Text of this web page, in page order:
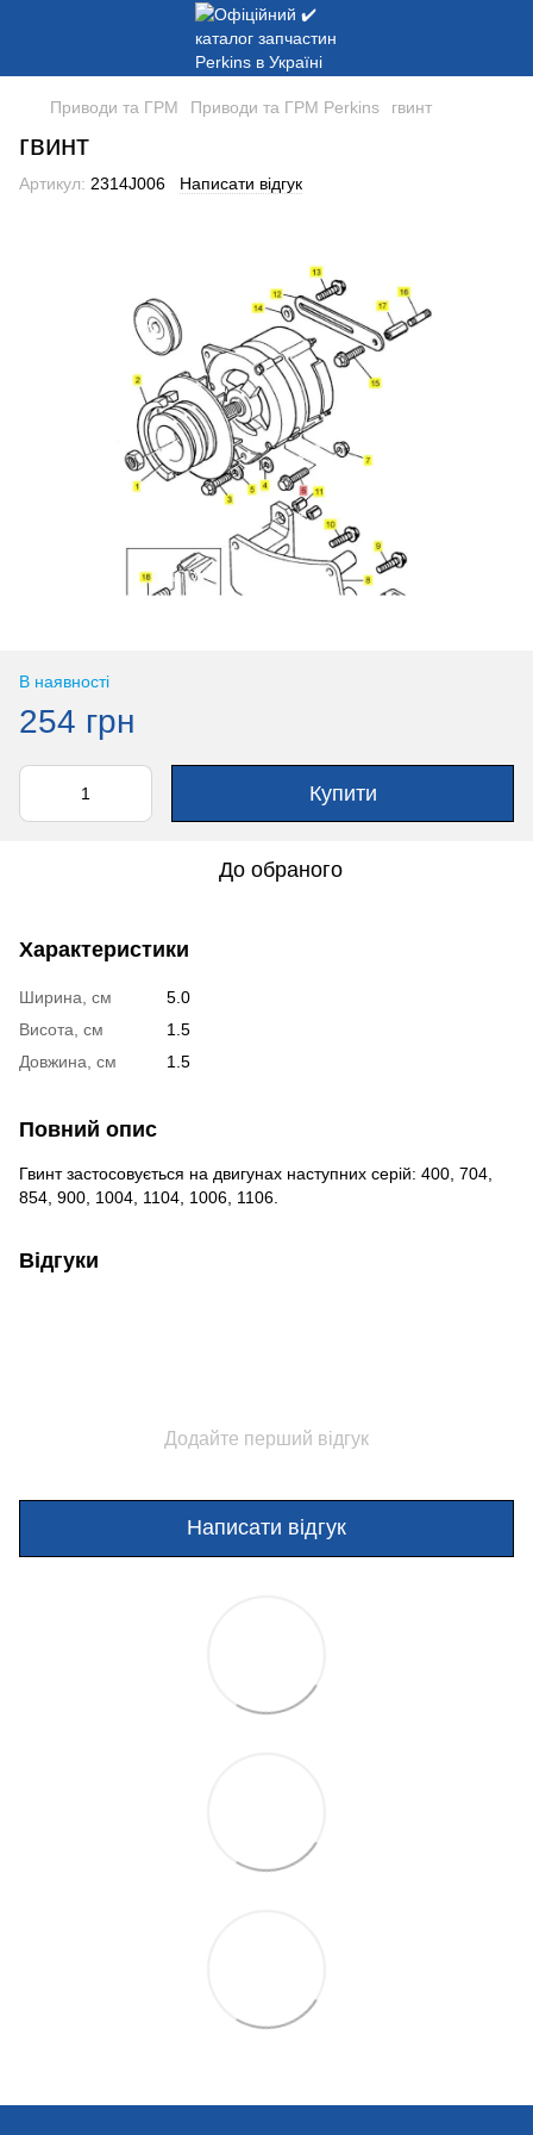
Приводи та ГРМ Приводи та ГРМ Perkins гвинт
гвинт
Артикул: 2314J006 Написати відгук
В наявності
254 грн
Купити
До обраного
Характеристики
Ширина, см
5.0
Висота, см
1.5
Довжина, см
1.5
Повний опис
Гвинт застосовується на двигунах наступних серій: 400, 704,
854, 900, 1004, 1104, 1006, 1106.
Відгуки
Додайте перший відгук
Написати відгук